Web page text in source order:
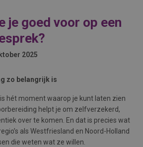
je goed voor op een
2025
zo belangrijk is
hét moment waarop je kunt laten zien
helpt je om zelfverzekerd,
over te komen. En dat is precies wat
als Westfriesland en Noord-Holland
die weten wat ze willen.